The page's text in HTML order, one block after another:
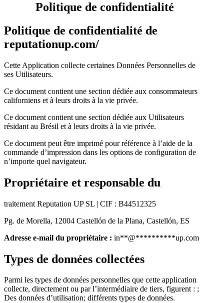
Politique de confidentialité
Politique de confidentialité de
reputationup.com/
Cette Application collecte certaines Données Personnelles de
ses Utilisateurs.
Ce document contient une section dédiée aux consommateurs
californiens et à leurs droits à la vie privée.
Ce document contient une section dédiée aux Utilisateurs
résidant au Brésil et à leurs droits à la vie privée.
Ce document peut être imprimé pour référence à l’aide de la
commande d’impression dans les options de configuration de
n’importe quel navigateur.
Propriétaire et responsable du
traitement Reputation UP SL | CIF : B44512325
Pg. de Morella, 12004 Castellón de la Plana, Castellón, ES
Adresse e-mail du propriétaire : in**@**********up.com
Types de données collectées
Parmi les types de données personnelles que cette application
collecte, directement ou par l’intermédiaire de tiers, figurent : ;
Des données d’utilisation; différents types de données.